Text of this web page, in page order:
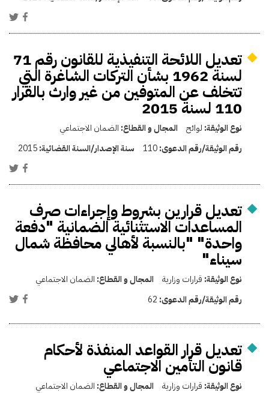
تعديل اللائحة التنفيذية للقانون رقم 71
لسنة 1962 بشأن التركات الشاغرة التي
تتخلف عن المتوفين من غير وارث بالقرار
110 لسنة 2015
نوع الوثيقة: لوائح المجال و القطاع: الضمان الاجتماعي
رقم الوثيقة/رقم الدعوى:110 سنة الإصدار/السنة القضائية:2015
تعديل قرارين بشروط وإجراءات صرف
المساعدات الاستثنائية الضمانية "دفعة
واحدة" "بالنسبة لأهالي محافظة شمال
سيناء"
نوع الوثيقة: قرارات وزارية المجال و القطاع: الضمان الاجتماعي
رقم الوثيقة/رقم الدعوى: 62
تعديل قرار القواعد المنفذة لأحكام
قانون التأمين الاجتماعي
نوع الوثيقة: قرارات وزارية المجال و القطاع: الضمان الاجتماعي